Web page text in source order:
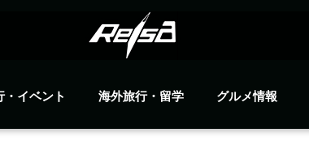
・イベント 海外旅行・留学 グルメ情報